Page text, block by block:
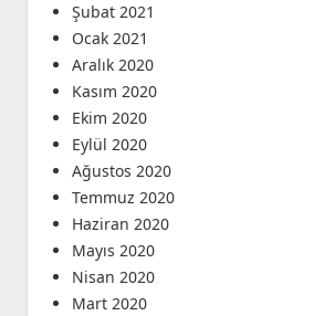
Şubat 2021
Ocak 2021
Aralık 2020
Kasım 2020
Ekim 2020
Eylül 2020
Ağustos 2020
Temmuz 2020
Haziran 2020
Mayıs 2020
Nisan 2020
Mart 2020